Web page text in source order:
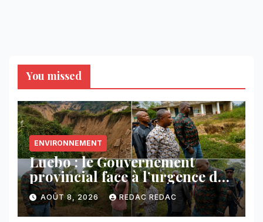
You missed
ENVIRONNEMENT
Luebo : le Gouvernement
provincial face à l’urgence des
érosions qui menacent la cité
AOÛT 8, 2026 REDAC REDAC